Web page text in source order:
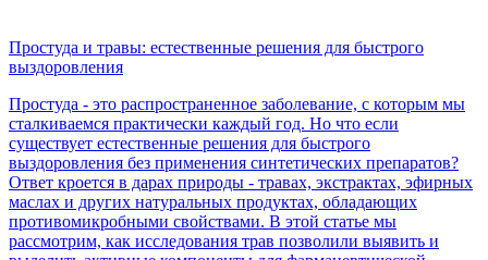
Простуда и травы: естественные решения для быстрого
выздоровления
Простуда - это распространенное заболевание, с которым мы
сталкиваемся практически каждый год. Но что если
существует естественные решения для быстрого
выздоровления без применения синтетических препаратов?
Ответ кроется в дарах природы - травах, экстрактах, эфирных
маслах и других натуральных продуктах, обладающих
противомикробными свойствами. В этой статье мы
рассмотрим, как исследования трав позволили выявить и